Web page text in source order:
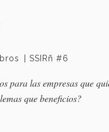
SSIRñ #6
para las empresas que
que beneficios?